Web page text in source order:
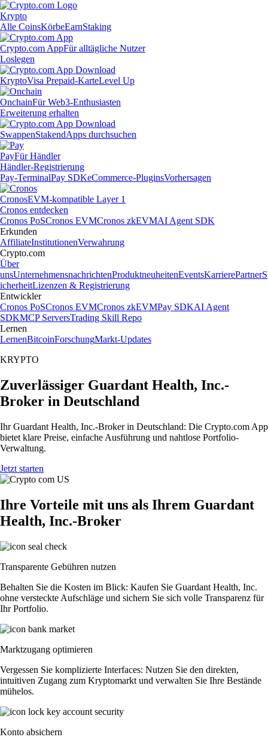
Krypto
Alle CoinsKörbeEarnStaking
Crypto.com AppFür alltägliche Nutzer
Loslegen
KryptoVisa Prepaid-KarteLevel Up
OnchainFür Web3-Enthusiasten
Erweiterung erhalten
SwappenStakendApps durchsuchen
PayFür Händler
Händler-Registrierung
Pay-TerminalPay SDKeCommerce-PluginsVorhersagen
CronosEVM-kompatible Layer 1
Cronos entdecken
Cronos PoSCronos EVMCronos zkEVMAI Agent SDK
Erkunden
AffiliateInstitutionenVerwahrung
Crypto.com
Über
unsUnternehmensnachrichtenProduktneuheitenEventsKarrierePartnerS
icherheitLizenzen & Registrierung
Entwickler
Cronos PoSCronos EVMCronos zkEVMPay SDKAI Agent
SDKMCP ServersTrading Skill Repo
Lernen
LernenBitcoinForschungMarkt-Updates
KRYPTO
Zuverlässiger Guardant Health, Inc.-
Broker in Deutschland
Ihr Guardant Health, Inc.-Broker in Deutschland: Die Crypto.com App
bietet klare Preise, einfache Ausführung und nahtlose Portfolio-
Verwaltung.
Jetzt starten
Ihre Vorteile mit uns als Ihrem Guardant
Health, Inc.-Broker
Transparente Gebühren nutzen
Behalten Sie die Kosten im Blick: Kaufen Sie Guardant Health, Inc.
ohne versteckte Aufschläge und sichern Sie sich volle Transparenz für
Ihr Portfolio.
Marktzugang optimieren
Vergessen Sie komplizierte Interfaces: Nutzen Sie den direkten,
intuitiven Zugang zum Kryptomarkt und verwalten Sie Ihre Bestände
mühelos.
Konto absichern